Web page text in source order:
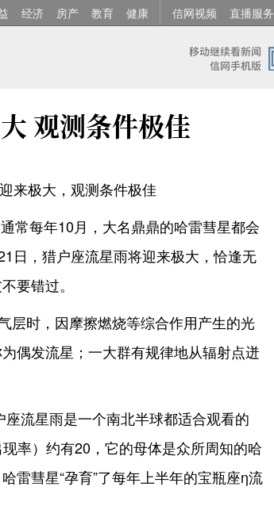
经济 房产 教育 健康 信网视频 直播服务
观测条件极佳
来极大，观测条件极佳
常每年10月，大名鼎鼎的哈雷彗星都会
日，猎户座流星雨将迎来极大，恰逢无
要错过。
层时，因摩擦燃烧等综合作用产生的光
偶发流星；一大群有规律地从辐射点迸
流星雨是一个南北半球都适合观看的
率）约有20，它的母体是众所周知的哈
雷彗星“孕育”了每年上半年的宝瓶座η流